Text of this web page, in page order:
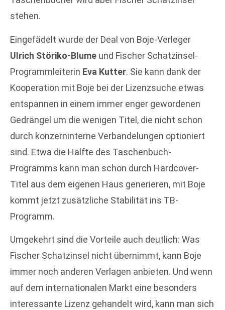
stehen.
Eingefädelt wurde der Deal von Boje-Verleger
Ulrich Störiko-Blume und Fischer Schatzinsel-
Programmleiterin Eva Kutter. Sie kann dank der
Kooperation mit Boje bei der Lizenzsuche etwas
entspannen in einem immer enger gewordenen
Gedrängel um die wenigen Titel, die nicht schon
durch konzerninterne Verbandelungen optioniert
sind. Etwa die Hälfte des Taschenbuch-
Programms kann man schon durch Hardcover-
Titel aus dem eigenen Haus generieren, mit Boje
kommt jetzt zusätzliche Stabilität ins TB-
Programm.
Umgekehrt sind die Vorteile auch deutlich: Was
Fischer Schatzinsel nicht übernimmt, kann Boje
immer noch anderen Verlagen anbieten. Und wenn
auf dem internationalen Markt eine besonders
interessante Lizenz gehandelt wird, kann man sich